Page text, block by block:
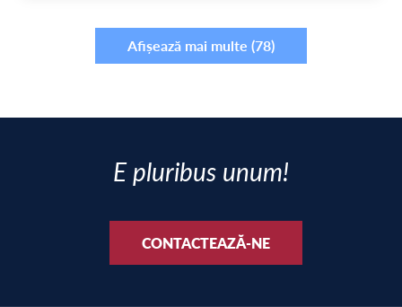
Afișează mai multe (78)
E pluribus unum!
CONTACTEAZĂ-NE